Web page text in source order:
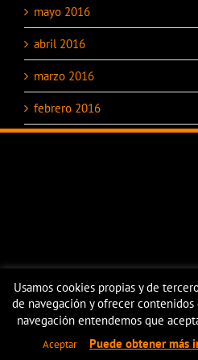
mayo 2016
abril 2016
marzo 2016
febrero 2016
Política de Privacidad
Usamos cookies propias y de
de navegación y ofrecer
navegación entendemos que
Aceptar Puede obtener más